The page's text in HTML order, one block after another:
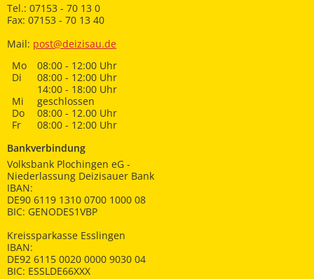
Tel.: 07153 - 70 13 0
Fax: 07153 - 70 13 40
Mail: post@deizisau.de
Mo
08:00 - 12:00 Uhr
Di
08:00 - 12:00 Uhr
14:00 - 18:00 Uhr
Mi
geschlossen
Do
08:00 - 12.00 Uhr
Fr
08:00 - 12:00 Uhr
Bankverbindung
Volksbank Plochingen eG -
Niederlassung Deizisauer Bank
IBAN:
DE90 6119 1310 0700 1000 08
BIC: GENODES1VBP
Kreissparkasse Esslingen
IBAN:
DE92 6115 0020 0000 9030 04
BIC: ESSLDE66XXX